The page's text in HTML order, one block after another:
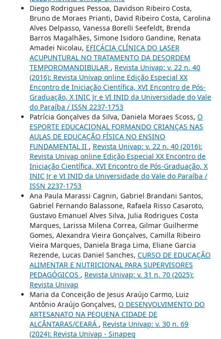
Diego Rodrigues Pessoa, Davidson Ribeiro Costa,
Bruno de Moraes Prianti, David Ribeiro Costa, Carolina
Alves Delpasso, Vanessa Borelli Seefeldt, Brenda
Barros Magalhães, Simone Isidoro Gandine, Renata
Amadei Nicolau, EFICÁCIA CLÍNICA DO LASER
ACUPUNTURAL NO TRATAMENTO DA DESORDEM
TEMPOROMANDIBULAR , Revista Univap: v. 22 n. 40
(2016): Revista Univap online Edição Especial XX
Encontro de Iniciação Científica, XVI Encontro de Pós-
Graduação, X INIC Jr e VI INID da Universidade do Vale
do Paraíba / ISSN 2237-1753
Patrícia Gonçalves da Silva, Daniela Moraes Scoss, O
ESPORTE EDUCACIONAL FORMANDO CRIANÇAS NAS
AULAS DE EDUCAÇÃO FÍSICA NO ENSINO
FUNDAMENTAL II , Revista Univap: v. 22 n. 40 (2016):
Revista Univap online Edição Especial XX Encontro de
Iniciação Científica, XVI Encontro de Pós-Graduação, X
INIC Jr e VI INID da Universidade do Vale do Paraíba /
ISSN 2237-1753
Ana Paula Marassi Cagnin, Gabriel Brandani Santos,
Gabriel Fernando Balassone, Rafaela Risso Casaroto,
Gustavo Emanuel Alves Silva, Julia Rodrigues Costa
Marques, Larissa Milena Correa, Gilmar Guilherme
Gomes, Alexandra Vieira Gonçalves, Camilla Ribeiro
Vieira Marques, Daniela Braga Lima, Eliane Garcia
Rezende, Lucas Daniel Sanches, CURSO DE EDUCAÇÃO
ALIMENTAR E NUTRICIONAL PARA SUPERVISORES
PEDAGÓGICOS , Revista Univap: v. 31 n. 70 (2025):
Revista Univap
Maria da Conceição de Jesus Araújo Carmo, Luiz
Antônio Araújo Gonçalves, O DESENVOLVIMENTO DO
ARTESANATO NA PEQUENA CIDADE DE
ALCÂNTARAS/CEARÁ , Revista Univap: v. 30 n. 69
(2024): Revista Univap - Sinapeq